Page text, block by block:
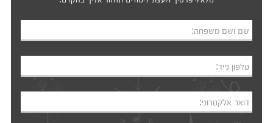
שם ושם משפחה:
טלפון נייד:
דואר אלקטרוני: